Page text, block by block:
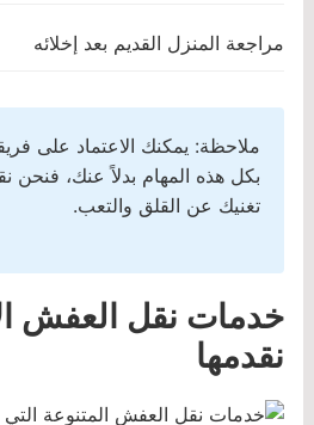
مراجعة المنزل القديم بعد إخلائه
ملاحظة: يمكنك الاعتماد على
بكل هذه المهام بدلاً عنك، فنحن
تغنيك عن القلق والتعب.
خدمات نقل العفش
نقدمها